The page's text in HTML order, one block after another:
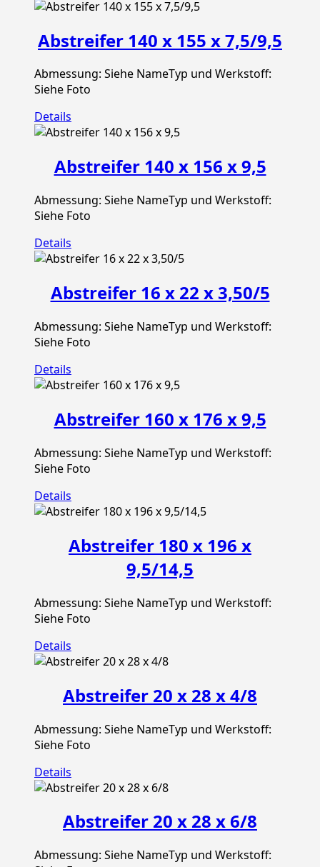
Abstreifer 140 x 155 x 7,5/9,5
Abmessung: Siehe NameTyp und Werkstoff:
Siehe Foto
Details
Abstreifer 140 x 156 x 9,5
Abmessung: Siehe NameTyp und Werkstoff:
Siehe Foto
Details
Abstreifer 16 x 22 x 3,50/5
Abmessung: Siehe NameTyp und Werkstoff:
Siehe Foto
Details
Abstreifer 160 x 176 x 9,5
Abmessung: Siehe NameTyp und Werkstoff:
Siehe Foto
Details
Abstreifer 180 x 196 x
9,5/14,5
Abmessung: Siehe NameTyp und Werkstoff:
Siehe Foto
Details
Abstreifer 20 x 28 x 4/8
Abmessung: Siehe NameTyp und Werkstoff:
Siehe Foto
Details
Abstreifer 20 x 28 x 6/8
Abmessung: Siehe NameTyp und Werkstoff: